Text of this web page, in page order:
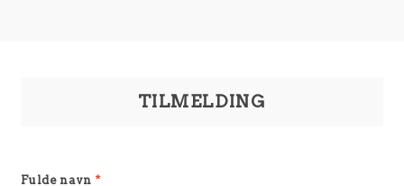
TILMELDING
Fulde navn *